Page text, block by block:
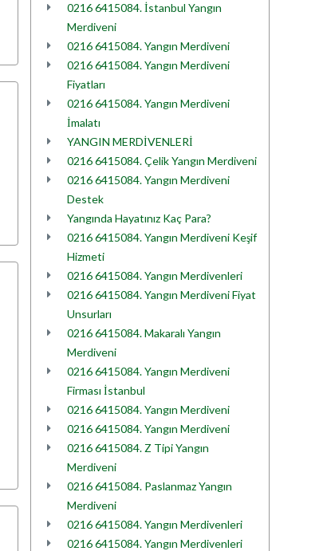
0216 6415084. İstanbul Yangın
Merdiveni
0216 6415084. Yangın Merdiveni
0216 6415084. Yangın Merdiveni
Fiyatları
0216 6415084. Yangın Merdiveni
İmalatı
YANGIN MERDİVENLERİ
0216 6415084. Çelik Yangın Merdiveni
0216 6415084. Yangın Merdiveni
Destek
Yangında Hayatınız Kaç Para?
0216 6415084. Yangın Merdiveni Keşif
Hizmeti
0216 6415084. Yangın Merdivenleri
0216 6415084. Yangın Merdiveni Fiyat
Unsurları
0216 6415084. Makaralı Yangın
Merdiveni
0216 6415084. Yangın Merdiveni
Firması İstanbul
0216 6415084. Yangın Merdiveni
0216 6415084. Yangın Merdiveni
0216 6415084. Z Tipi Yangın
Merdiveni
0216 6415084. Paslanmaz Yangın
Merdiveni
0216 6415084. Yangın Merdivenleri
0216 6415084. Yangın Merdivenleri